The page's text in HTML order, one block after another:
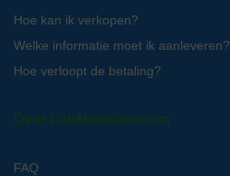
Hoe kan ik verkopen?
Welke informatie moet ik aanleveren?
Hoe verloopt de betaling?
Over LabMakelaar.com
FAQ